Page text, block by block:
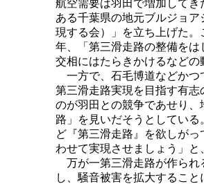
航空需要は羽田で増加して
ある千葉県の地元ブルジョ
現する会）」を立ち上げた
年、「第三滑走路の整備を
交相にはたらきかけるなどの
一方で、石毛博道などかつ
第三滑走路実現を目指す有
のが羽田との競争であせり
路」を見いだそうとしてい
ど『第三滑走路』を欲しが
わせて実現させましょう」
万が一第三滑走路が作られ
し、騒音被害を拡大するこ